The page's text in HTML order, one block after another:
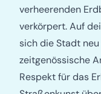
verheerenden
verkörpert. Auf
sich die Stadt
zeitgenössische
Respekt für das